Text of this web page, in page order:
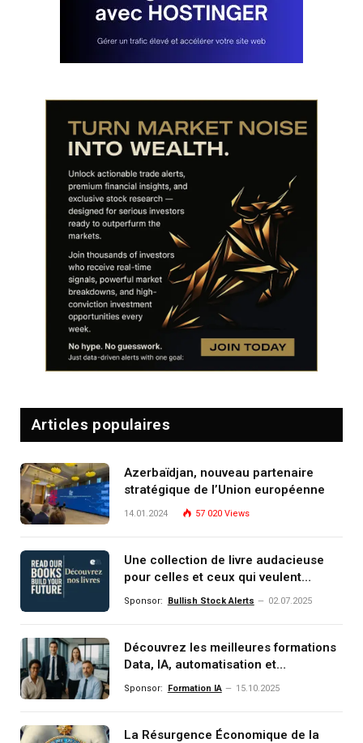
Articles populaires
Azerbaïdjan, nouveau partenaire
stratégique de l’Union européenne
14.01.2024 57 020 Views
Une collection de livre audacieuse
pour celles et ceux qui veulent
comprendre, investir et dominer le
Sponsor: Bullish Stock Alerts 02.07.2025
Découvrez les meilleures formations
Data, IA, automatisation et
investissement (gestion de
Sponsor: Formation IA 15.10.2025
La Résurgence Économique de la